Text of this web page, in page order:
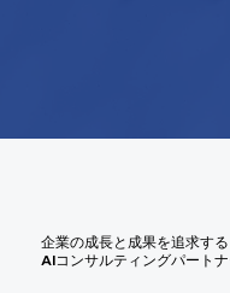
企業の成長と成果を追求する
AIコンサルティングパート